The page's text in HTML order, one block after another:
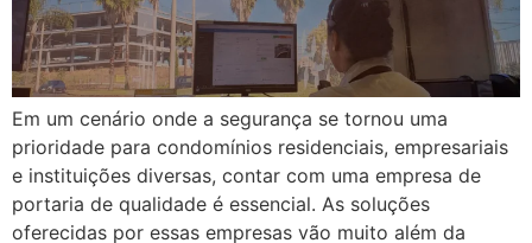
Em um cenário onde a segurança se tornou uma
prioridade para condomínios residenciais, empresariais
e instituições diversas, contar com uma empresa de
portaria de qualidade é essencial. As soluções
oferecidas por essas empresas vão muito além da